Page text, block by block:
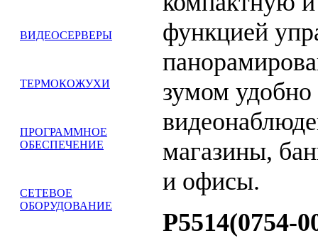
ВИДЕОСЕРВЕРЫ
ТЕРМОКОЖУХИ
ПРОГРАММНОЕ
ОБЕСПЕЧЕНИЕ
СЕТЕВОЕ
ОБОРУДОВАНИЕ
функцией
зумом удобно
магазины,
и офисы.
P5514(0754-